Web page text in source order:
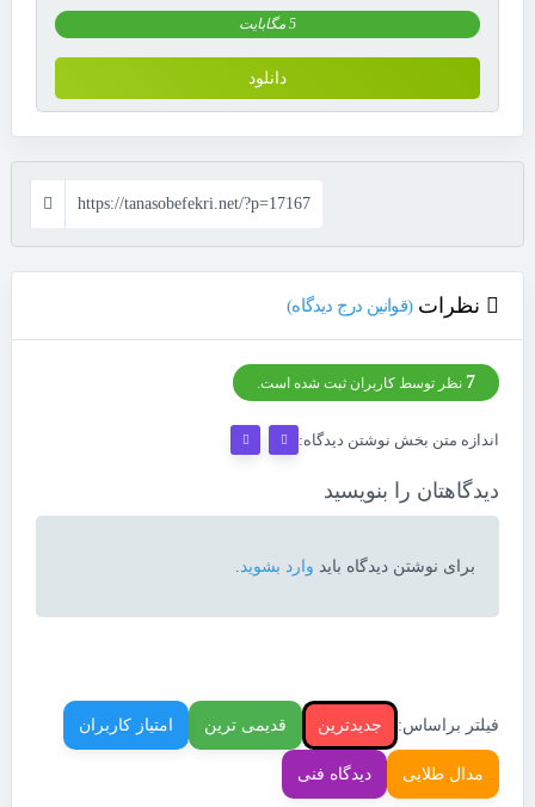
5 مگابایت
دانلود
https://tanasobefekri.net/?p=17167
نظرات (قوانین درج دیدگاه)
7 نظر توسط کاربران ثبت شده است.
اندازه متن بخش نوشتن دیدگاه:
دیدگاهتان را بنویسید
برای نوشتن دیدگاه باید وارد بشوید
فیلتر براساس: جدیدترین قدیمی ترین امتیاز کاربران
مدال طلایی دیدگاه فنی